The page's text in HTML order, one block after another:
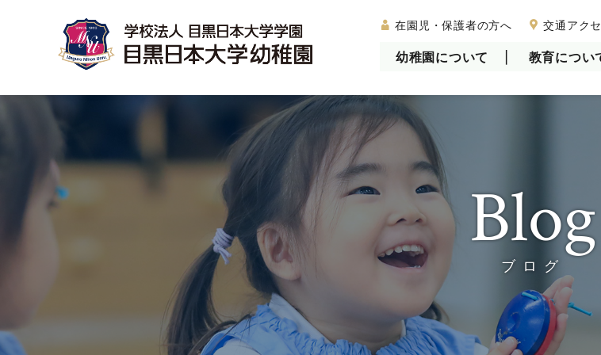
在園児・保護者の方へ 交通アク
幼稚園について 教育につい
Blog
ブログ